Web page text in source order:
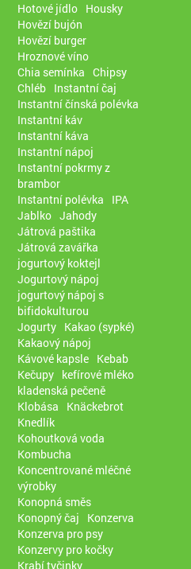
Hotové jídlo Housky
Hovězí bujón
Hovězí burger
Hroznové víno
Chia semínka Chipsy
Chléb Instantní čaj
Instantní čínská polévka
Instantní káv
Instantní káva
Instantní nápoj
Instantní pokrmy z
brambor
Instantní polévka
IPA
Jablko Jahody
Játrová paštika
Játrová zavářka
jogurtový koktejl
Jogurtový nápoj
jogurtový nápoj s
bifidokulturou
Jogurty Kakao (sypké)
Kakaový nápoj
Kávové kapsle Kebab
Kečupy kefírové mléko
kladenská pečeně
Klobása
Knäckebrot
Knedlík
Kohoutková voda
Kombucha
Koncentrované mléčné
výrobky
Konopná směs
Konopný čaj
Konzerva
Konzerva pro psy
Konzervy pro kočky
Krabí tyčinky